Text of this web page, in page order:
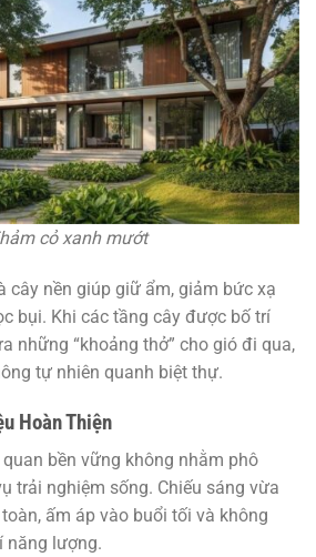
cỏ xanh mướt
cây nền giúp giữ ẩm, giảm bức xạ
bụi. Khi các tầng cây được bố trí
những “khoảng thở” cho gió đi qua,
tự nhiên quanh biệt thự.
Hoàn Thiện
bền vững không nhằm phô
trải nghiệm sống. Chiếu sáng vừa
ấm áp vào buổi tối và không
năng lượng.